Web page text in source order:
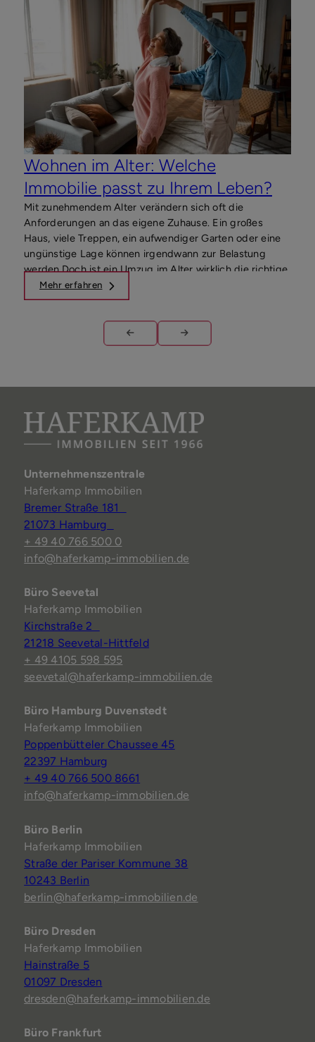
Wohnen im Alter: Welche
Immobilie passt zu Ihrem Leben?
Mit zunehmendem Alter verändern sich oft die
Anforderungen an das eigene Zuhause. Ein großes
Haus, viele Treppen, ein aufwendiger Garten oder eine
ungünstige Lage können irgendwann zur Belastung
werden.Doch ist ein Umzug im Alter wirklich die richtige
Entscheidung? Oder lässt sich die bestehende
Immobilie so anpassen, dass ein selbstbestimmtes
welche Fragen Sie sich stellen sollten und wie Sie die
Wohnsituation finden, die langfristig zu Ihrem Leben
Mehr erfahren
Unternehmenszentrale
Haferkamp Immobilien
Bremer Straße 181
21073 Hamburg
+ 49 40 766 500 0
info@haferkamp-immobilien.de
Büro Seevetal
Haferkamp Immobilien
Kirchstraße 2
21218 Seevetal-Hittfeld
+ 49 4105 598 595
seevetal@haferkamp-immobilien.de
Büro Hamburg Duvenstedt
Haferkamp Immobilien
Poppenbütteler Chaussee 45
22397 Hamburg
+ 49 40 766 500 8661
info@haferkamp-immobilien.de
Büro Berlin
Haferkamp Immobilien
Straße der Pariser Kommune 38
10243 Berlin
berlin@haferkamp-immobilien.de
Büro Dresden
Haferkamp Immobilien
Hainstraße 5
01097 Dresden
dresden@haferkamp-immobilien.de
Büro Frankfurt